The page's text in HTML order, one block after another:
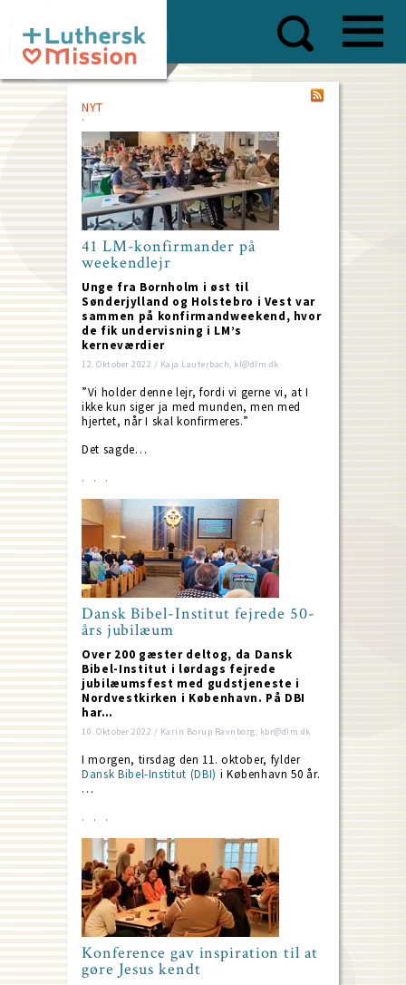
main
content
NYT
41 LM-konfirmander på
weekendlejr
Unge fra Bornholm i øst til
Sønderjylland og Holstebro i Vest var
sammen på konfirmandweekend, hvor
de fik undervisning i LM’s
kerneværdier
12. Oktober 2022 / Kaja Lauterbach, kl@dlm.dk
”Vi holder denne lejr, fordi vi gerne vi, at I
ikke kun siger ja med munden, men med
hjertet, når I skal konfirmeres.”
Det sagde…
Dansk Bibel-Institut fejrede 50-
års jubilæum
Over 200 gæster deltog, da Dansk
Bibel-Institut i lørdags fejrede
jubilæumsfest med gudstjeneste i
Nordvestkirken i København. På DBI
har…
10. Oktober 2022 / Karin Borup Ravnborg; kbr@dlm.dk
I morgen, tirsdag den 11. oktober, fylder
Dansk Bibel-Institut (DBI) i København 50 år.
…
Konference gav inspiration til at
gøre Jesus kendt